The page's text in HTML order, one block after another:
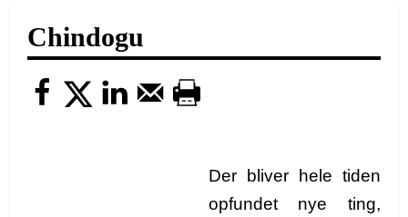
Chindogu
Der bliver hele tiden
opfundet nye ting,